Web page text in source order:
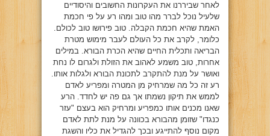
לאחר שביררנו את העקרונות החשובים והיסודיים
שלעיל נוכל לברר מהו טוב ומהו רע על פי חכמת
האמת שהיא חכמת הקבלה. טוב פירושו טוב לכולם.
כלומר, לקרב את כל העולם לעבר מימוש מטרת
הבריאה ותכלית החיים שהיא הכרת הבורא. במילים
אחרות, טוב משמע לאהוב את הזולת ולגרום לו נחת
ואושר על מנת להתקרב לתכונת הבורא ולגלות אותו.
רע זה כל מה שמרחיק מן המטרה ומפריע לאדם
לממש את תיקון נשמתו אך גם פה יש לחדד. הרע
שאנו מכנים אותו כמפריע ומרחיק הוא בעצם "עזר
כנגדו" שזומן מהבורא בכוונה על מנת לתת לאדם
מקום נוסף להתייגע ובכך להגדיל את כליו והשגת